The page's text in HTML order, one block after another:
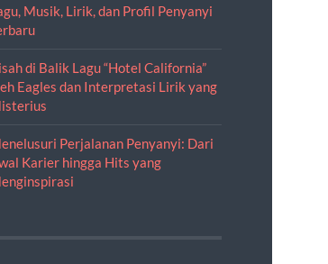
Musik, Lirik, dan Profil Penyanyi
di Balik Lagu “Hotel California”
Eagles dan Interpretasi Lirik yang
Perjalanan Penyanyi: Dari
Karier hingga Hits yang